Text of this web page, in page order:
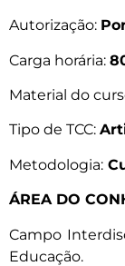
Autorização:
Carga horária:
Material do
Tipo de TCC:
Metodologia:
ÁREA DO
Campo
Educação.